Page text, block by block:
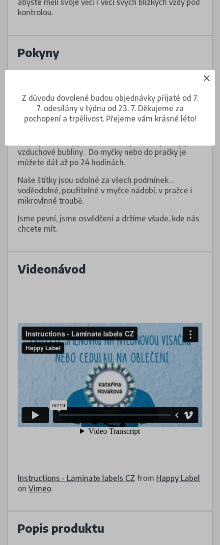
abyste měli svoje věci i věci svých blízkých vždy pod
kontrolou.
Pokyny
Nalepovací štítky upevněte na oděvu na cedulku
s informacemi o údržbě, případně na tištěné
informace na oděvu, pokud cedulku nemá.
vzduchové bubliny. Do myčky nebo do pračky je
můžete dát až po 24 hodinách.
Naše štítky jsou odolné za všech podmínek…
voděodolné, použitelné v myčce nádobí, v pračce i
mikrovlnné troubě.
Jsme pevní, jsme osvědčení a držíme všude, kde nás
chcete mít.
Videonávod
Instructions - Laminate labels CZ from Happy Label
on Vimeo
Popis produktu
Z důvodu dovolené budou objednávky přijaté od 7.
7. odesílány v týdnu od 23. 7. Děkujeme za
pochopení a trpělivost. Přejeme vám krásné léto!